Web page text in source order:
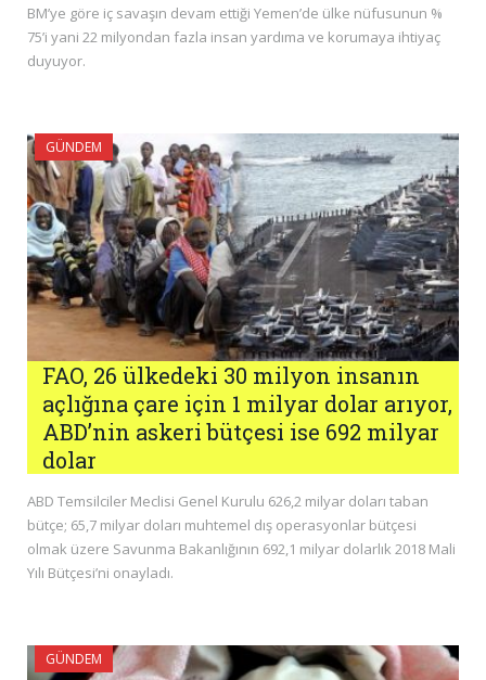
BM’ye göre iç savaşın devam ettiği Yemen’de ülke nüfusunun %
75’i yani 22 milyondan fazla insan yardıma ve korumaya ihtiyaç
duyuyor.
GÜNDEM
FAO, 26 ülkedeki 30 milyon insanın
açlığına çare için 1 milyar dolar arıyor,
ABD’nin askeri bütçesi ise 692 milyar
dolar
ABD Temsilciler Meclisi Genel Kurulu 626,2 milyar doları taban
bütçe; 65,7 milyar doları muhtemel dış operasyonlar bütçesi
olmak üzere Savunma Bakanlığının 692,1 milyar dolarlık 2018 Mali
Yılı Bütçesi’ni onayladı.
GÜNDEM